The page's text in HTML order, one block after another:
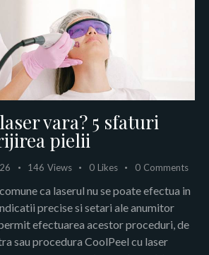
vara? 5 sfaturi
pielii
146 Views 0 Likes 0 Comments
ca laserul nu se poate efectua in
precise si setari ale anumitor
efectuarea acestor proceduri, de
sau procedura CoolPeel cu laser